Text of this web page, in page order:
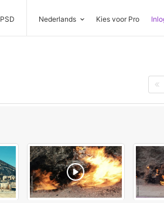
PSD Nederlands Kies voor Pro